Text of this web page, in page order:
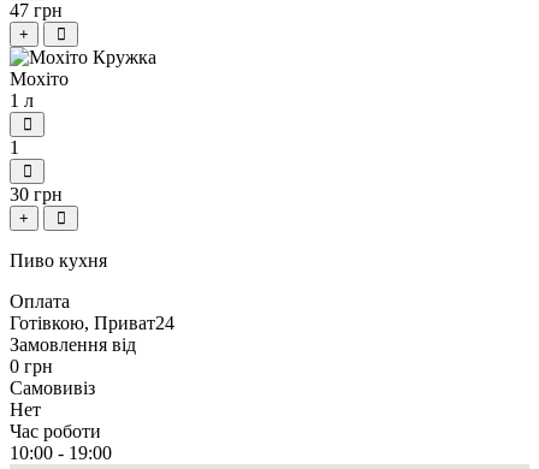
47 грн
+
Мохіто
1 л
1
30 грн
+
Пиво кухня
Оплата
Готівкою, Приват24
Замовлення від
0 грн
Самовивіз
Нет
Час роботи
10:00 - 19:00